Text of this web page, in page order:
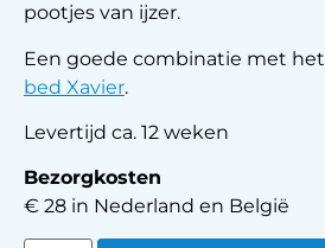
pootjes van ijzer.
Een goede combinatie met het
bed Xavier.
Levertijd ca. 12 weken
Bezorgkosten
€ 28 in Nederland en België